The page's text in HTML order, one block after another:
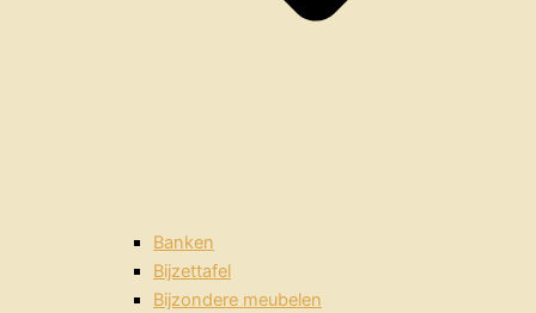
Banken
Bijzettafel
Bijzondere meubelen